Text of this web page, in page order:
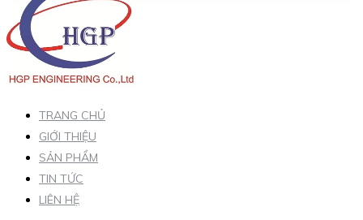
TRANG CHỦ
GIỚI THIỆU
SẢN PHẨM
TIN TỨC
LIÊN HỆ